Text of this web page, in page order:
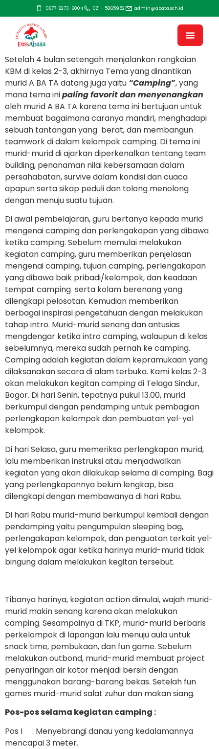
0877-8273-6004 021 – 5865952 admin@abata.sch.id
Setelah 4 bulan setengah menjalankan rangkaian
KBM di kelas 2-3, akhirnya Tema yang dinantikan
murid A BA TA datang juga yaitu “Camping”, yang
mana tema inipaling favorit dan menyenangkan
oleh murid A BA TA karena tema ini bertujuan untuk
membuat bagaimana caranya mandiri, menghadapi
sebuah tantangan yang berat, dan membangun
teamwork di dalam kelompok camping. Di tema ini
murid-murid di ajarkan diperkenalkan tentang team
building, penanaman nilai kebersamaan dalam
persahabatan, survive dalam kondisi dan cuaca
apapun serta sikap peduli dan tolong menolong
dengan menuju suatu tujuan.
Di awal pembelajaran, guru bertanya kepada murid
mengenai camping dan perlengakapan yang dibawa
ketika camping. Sebelum memulai melakukan
kegiatan camping, guru memberikan penjelasan
mengenai camping, tujuan camping, perlengakapan
yang dibawa baik pribadi/kelompok, dan keadaan
tempat camping serta kolam berenang yang
dilengkapi pelosotan. Kemudian memberikan
berbagai inspirasi pengetahuan dengan melakukan
tahap intro. Murid-murid senang dan antusias
mengdengar ketika intro camping, walaupun di kelas
sebelumnya, mereka sudah pernah ke camping.
Camping adalah kegiatan dalam kepramukaan yang
dilaksanakan secara di alam terbuka. Kami kelas 2-3
akan melakukan kegitan campingdi Telaga Sindur,
Bogor. Di hari Senin, tepatnya pukul 13.00, murid
berkumpul dengan pendamping untuk pembagian
perlengkapan kelompok dan pembuatan yel-yel
kelompok.
Di hari Selasa, guru memeriksa perlengkapan murid,
lalu memberikan instruksi atau menjadwalkan
kegiatan yang akan dilakukap selama di camping. Bagi
yang perlengkapannya belum lengkap, bisa
dilengkapi dengan membawanya di hari Rabu.
Di hari Rabu murid-murid berkumpul kembali dengan
pendamping yaitu pengumpulan sleeping bag,
perlengakapan kelompok, dan penguatan terkait yel-
yel kelompok agar ketika harinya murid-murid tidak
bingung dalam melakukan kegitan tersebut.
Tibanya harinya, kegiatan action dimulai, wajah murid-
murid makin senang karena akan melakukan
camping. Sesampainya di TKP, murid-murid berbaris
perkelompok di lapangan lalu menuju aula untuk
snack time, pembukaan, dan fun game. Sebelum
melakukan outbond, murid-murid membuat project
penyaringan air kotor menjadi bersih dengan
menggunakan barang-barang bekas. Setelah fun
games murid-murid salat zuhur dan makan siang.
Pos-pos selama kegiatan camping :
Pos I : Menyebrangi danau yang kedalamannya
mencapai 3 meter.